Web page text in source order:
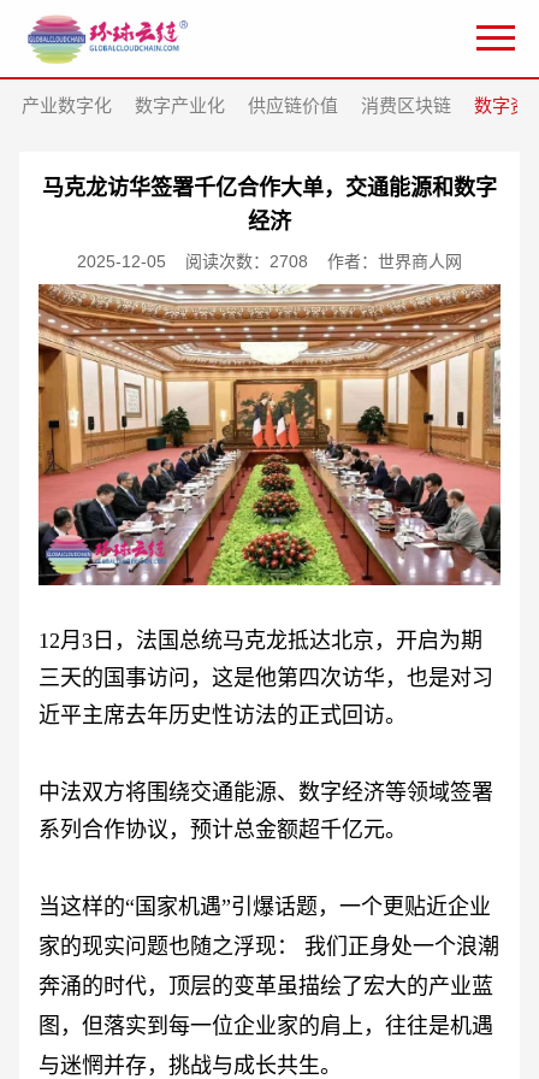
产业数字化 数字产业化 供应链价值 消费区块链 数字资
马克龙访华签署千亿合作大单，交通能源和数字
经济
2025-12-05 阅读次数：2708 作者：世界商人网
12月3日，法国总统马克龙抵达北京，开启为期
三天的国事访问，这是他第四次访华，也是对习
近平主席去年历史性访法的正式回访。
中法双方将围绕交通能源、数字经济等领域签署
系列合作协议，预计总金额超千亿元。
当这样的“国家机遇”引爆话题，一个更贴近企业
家的现实问题也随之浮现： 我们正身处一个浪潮
奔涌的时代，顶层的变革虽描绘了宏大的产业蓝
图，但落实到每一位企业家的肩上，往往是机遇
与迷惘并存，挑战与成长共生。